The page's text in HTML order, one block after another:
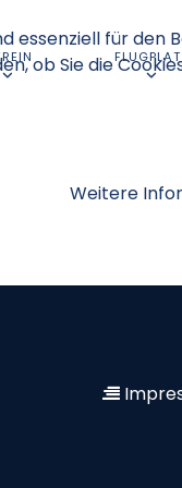
essenziell für
ob Sie die
Weitere